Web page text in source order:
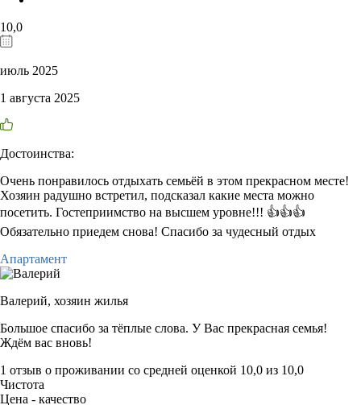
10,0
июль 2025
1 августа 2025
Достоинства:
Очень понравилось отдыхать семьёй в этом прекрасном месте!
Хозяин радушно встретил, подсказал какие места можно
посетить. Гостеприимство на высшем уровне!!! 👍👍👍
Обязательно приедем снова! Спасибо за чудесный отдых
Апартамент
Валерий, хозяин жилья
Большое спасибо за тёплые слова. У Вас прекрасная семья!
Ждём вас вновь!
1 отзыв о проживании со средней оценкой 10,0 из 10,0
Чистота
Цена - качество